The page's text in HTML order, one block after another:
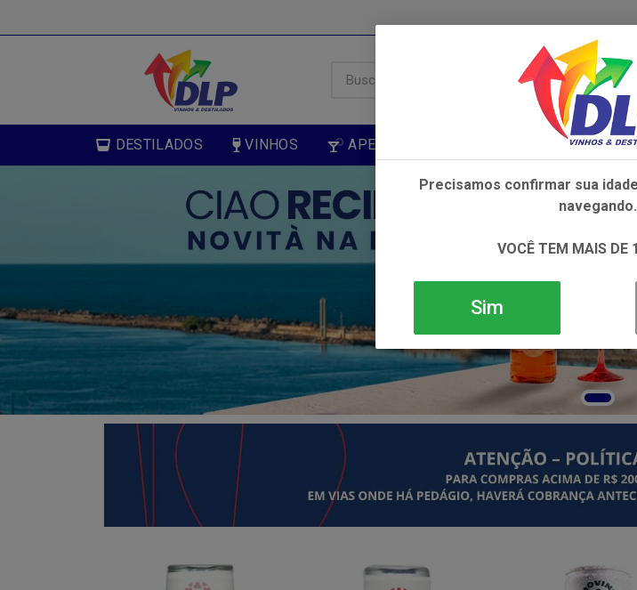
DESTILADOS VINHOS APERITIVOS NÃO ALCOÓLICOS
Precisamos confirmar sua
navegando.
VOCÊ TEM MAIS DE
Sim